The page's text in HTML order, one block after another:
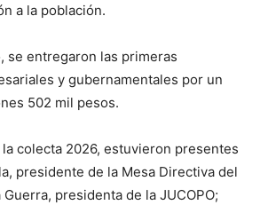
a la población.
se entregaron las primeras
y gubernamentales por un
502 mil pesos.
colecta 2026, estuvieron presentes
presidente de la Mesa Directiva del
presidenta de la JUCOPO;